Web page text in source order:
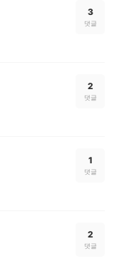
3
댓글
2
댓글
1
댓글
2
댓글